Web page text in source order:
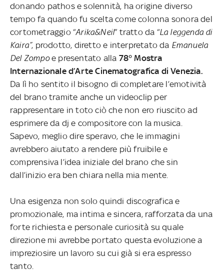
donando pathos e solennità, ha origine diverso
tempo fa quando fu scelta come colonna sonora del
cortometraggio “Arika&Neil” tratto da “La leggenda di
Kaira”, prodotto, diretto e interpretato da Emanuela
Del Zompoe presentato alla 78° Mostra
Internazionale d’Arte Cinematografica di Venezia.
Da lì ho sentito il bisogno di completare l’emotività
del brano tramite anche un videoclip per
rappresentare in toto ciò che non ero riuscito ad
esprimere da dj e compositore con la musica.
Sapevo, meglio dire speravo, che le immagini
avrebbero aiutato a rendere più fruibile e
comprensiva l’idea iniziale del brano che sin
dall’inizio era ben chiara nella mia mente.
Una esigenza non solo quindi discografica e
promozionale, ma intima e sincera, rafforzata da una
forte richiesta e personale curiosità su quale
direzione mi avrebbe portato questa evoluzione a
impreziosire un lavoro su cui già si era espresso
tanto.